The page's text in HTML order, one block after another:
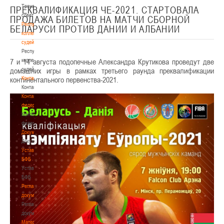
Тренерский
совет
Республиканская
коллегия
судей
Республиканская
коллегия
судей
Контакты
Контакты
Контакты
федерации
Контакты
федерации
Документы
Документы
Устав
БФБ
Устав
БФБ
Регламентирующие
документы
Регламентирующие
документы
Материалы
ПРЕКВАЛИФИКАЦИЯ ЧЕ-2021. СТАРТОВАЛА
ПРОДАЖА БИЛЕТОВ НА МАТЧИ СБОРНОЙ
БЕЛАРУСИ ПРОТИВ ДАНИИ И АЛБАНИИ
7 и 14 августа подопечные Александра Крутикова проведут две
домашних игры в рамках третьего раунда преквалификации
континентального первенства-2021.